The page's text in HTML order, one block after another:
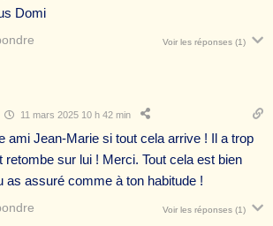
Domi
Voir les réponses (1)
11 mars 2025 10 h 42 min
ami Jean-Marie si tout cela arrive ! Il a trop
retombe sur lui ! Merci. Tout cela est bien
as assuré comme à ton habitude !
Voir les réponses (1)